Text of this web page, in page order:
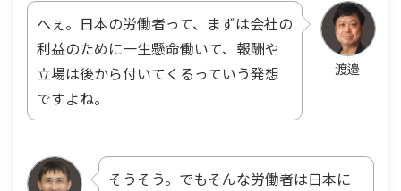
渡邉
へぇ。日本の労働者って、まずは会社の
利益のために一生懸命働いて、報酬や
立場は後から付いてくるっていう発想
ですよね。
そうそう。でもそんな労働者は日本に